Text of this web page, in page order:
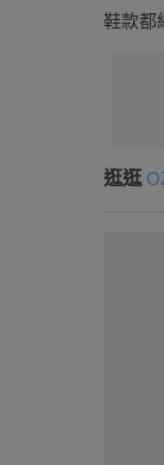
鞋款都
逛逛